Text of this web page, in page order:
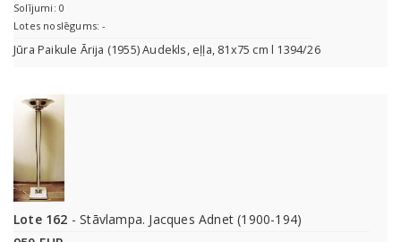
Solījumi: 0
Lotes noslēgums: -
Jūra Paikule Ārija (1955) Audekls, eļļa, 81x75 cm l 1394/26
Lote 162 - Stāvlampa. Jacques Adnet (1900-194)